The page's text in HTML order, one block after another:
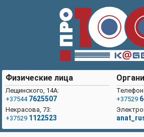
Физические лица
Лещинского, 14А:
+37544 7625507
Некрасова, 73:
+37529 1122523
+37529